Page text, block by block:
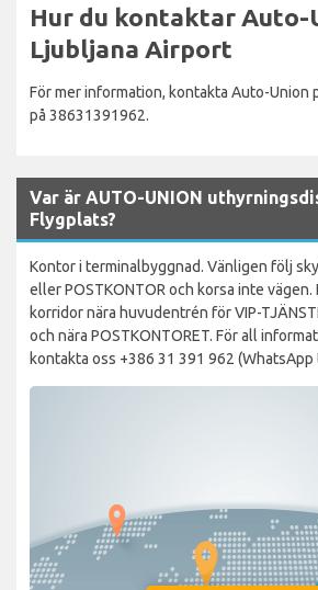
Hur du kontaktar Auto-
Ljubljana Airport
För mer information, kontakta Auto-Union
på 38631391962.
Var är AUTO-UNION
Flygplats?
Kontor i terminalbyggnad. Vänligen följ
eller POSTKONTOR och korsa inte
korridor nära huvudentrén för VIP-
och nära POSTKONTORET. För all
kontakta oss +386 31 391 962